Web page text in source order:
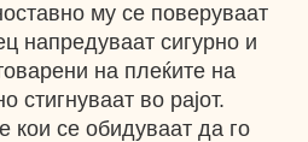
му се поверуваат
напредуваат сигурно и
на плеќите на
стигнуваат во рајот.
кои се обидуваат да го